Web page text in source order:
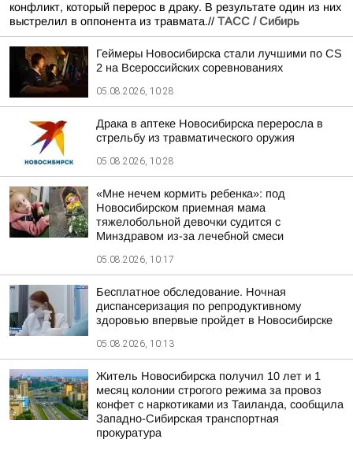
конфликт, который перерос в драку. В результате один из них
выстрелил в оппонента из травмата.// ТАСС / Сибирь
Геймеры Новосибирска стали лучшими по CS
2 на Всероссийских соревнованиях
05.08.2026, 10:28
Драка в аптеке Новосибирска переросла в
стрельбу из травматического оружия
05.08.2026, 10:28
«Мне нечем кормить ребенка»: под
Новосибирском приемная мама
тяжелобольной девочки судится с
Минздравом из-за лечебной смеси
05.08.2026, 10:17
Бесплатное обследование. Ночная
диспансеризация по репродуктивному
здоровью впервые пройдет в Новосибирске
05.08.2026, 10:13
Житель Новосибирска получил 10 лет и 1
месяц колонии строгого режима за провоз
конфет с наркотиками из Таиланда, сообщила
Западно-Сибирская транспортная
прокуратура